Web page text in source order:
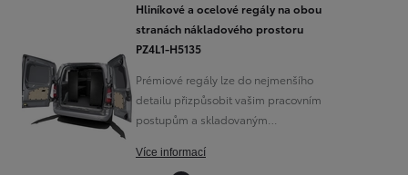
Hliníkové a ocelové regály na obou
stranách nákladového prostoru
PZ4L1-H5135
Prémiové regály lze do nejmenšího
detailu přizpůsobit vašim pracovním
postupům a skladovaným
omezený prostor ve vozidle.
Více informací